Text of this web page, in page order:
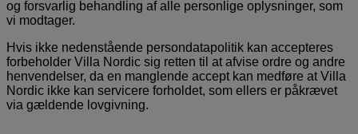
og forsvarlig behandling af alle personlige oplysninger, som
vi modtager.
Hvis ikke nedenstående persondatapolitik kan accepteres
forbeholder Villa Nordic sig retten til at afvise ordre og andre
henvendelser, da en manglende accept kan medføre at Villa
Nordic ikke kan servicere forholdet, som ellers er påkrævet
via gældende lovgivning.